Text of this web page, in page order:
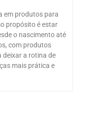
em produtos para
propósito é estar
o nascimento até
com produtos
deixar a rotina de
mais prática e